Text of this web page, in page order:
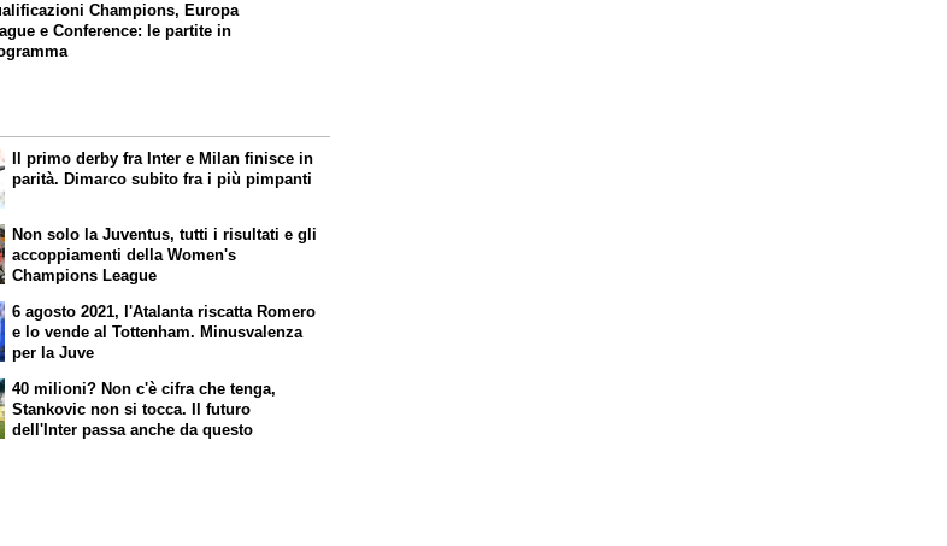
Champions, Europa
e Conference: le partite in
Il primo derby fra Inter e Milan finisce in
parità. Dimarco subito fra i più pimpanti
Non solo la Juventus, tutti i risultati e gli
accoppiamenti della Women's
Champions League
6 agosto 2021, l'Atalanta riscatta Romero
e lo vende al Tottenham. Minusvalenza
per la Juve
40 milioni? Non c'è cifra che tenga,
Stankovic non si tocca. Il futuro
dell'Inter passa anche da questo